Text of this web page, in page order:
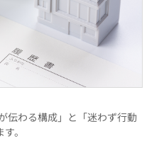
伝わる構成」と「迷わず行動
。